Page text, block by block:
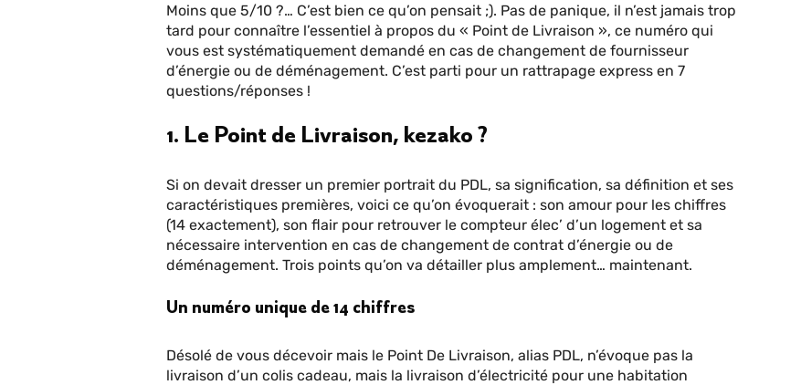
Moins que 5/10 ?… C’est bien ce qu’on pensait ;). Pas de panique, il n’est jamais trop
tard pour connaître l’essentiel à propos du « Point de Livraison », ce numéro qui
vous est systématiquement demandé en cas de changement de fournisseur
d’énergie ou de déménagement. C’est parti pour un rattrapage express en 7
questions/réponses !
1. Le Point de Livraison, kezako ?
Si on devait dresser un premier portrait du PDL, sa signification, sa définition et ses
caractéristiques premières, voici ce qu’on évoquerait : son amour pour les chiffres
(14 exactement), son flair pour retrouver le compteur élec’ d’un logement et sa
nécessaire intervention en cas de changement de contrat d’énergie ou de
déménagement. Trois points qu’on va détailler plus amplement… maintenant.
Un numéro unique de 14 chiffres
Désolé de vous décevoir mais le Point De Livraison, alias PDL, n’évoque pas la
livraison d’un colis cadeau, mais la livraison d’électricité pour une habitation